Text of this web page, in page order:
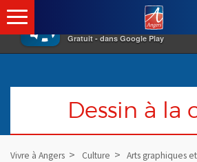
×
Gratuit - dans Google Play
Dessin à la
Vivre à Angers Culture
Arts graphiques